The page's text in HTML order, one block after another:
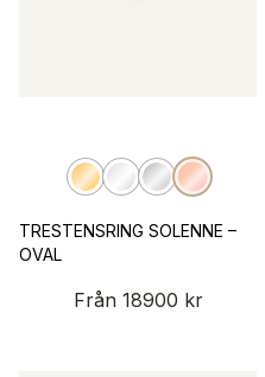
TRESTENSRING SOLENNE –
OVAL
Från 18900 kr